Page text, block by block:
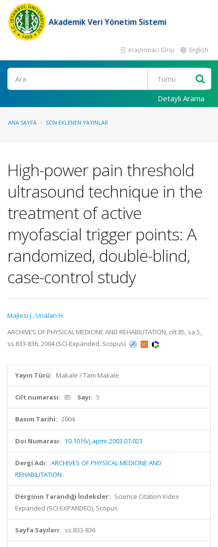
Akademik Veri Yönetim Sistemi
Araştırmacı Girişi English
Ara
Detaylı Arama
ANA SAYFA SON EKLENEN YAYINLAR
High-power pain threshold
ultrasound technique in the
treatment of active
myofascial trigger points: A
randomized, double-blind,
case-control study
Majlesi J.,Unalan H.
ARCHIVES OF PHYSICAL MEDICINE AND REHABILITATION, cilt.85, sa.5,
ss.833-836, 2004 (SCI-Expanded, Scopus)
Yayın Türü: Makale / Tam Makale
Cilt numarası: 85 Sayı: 5
Basım Tarihi: 2004
Doi Numarası: 10.1016/j.apmr.2003.07.023
Dergi Adı: ARCHIVES OF PHYSICAL MEDICINE AND
REHABILITATION
Derginin Tarandığı İndeksler: Science Citation Index
Expanded (SCI-EXPANDED), Scopus
Sayfa Sayıları: ss.833-836